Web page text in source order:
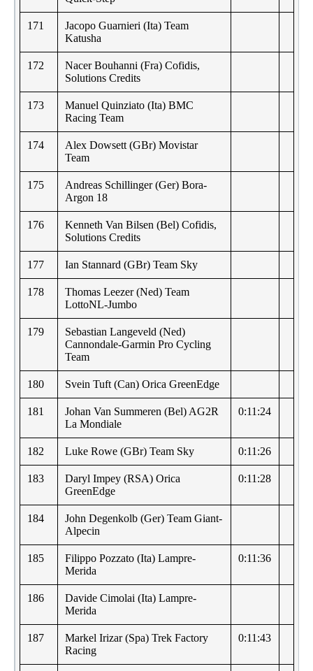
171
Jacopo Guarnieri (Ita) Team
Katusha
172
Nacer Bouhanni (Fra) Cofidis,
Solutions Credits
173
Manuel Quinziato (Ita) BMC
Racing Team
174
Alex Dowsett (GBr) Movistar
Team
175
Andreas Schillinger (Ger) Bora-
Argon 18
176
Kenneth Van Bilsen (Bel) Cofidis,
Solutions Credits
177 Ian Stannard (GBr) Team Sky
178
Thomas Leezer (Ned) Team
LottoNL-Jumbo
179
Sebastian Langeveld (Ned)
Cannondale-Garmin Pro Cycling
Team
180 Svein Tuft (Can) Orica GreenEdge
181
Johan Van Summeren (Bel) AG2R
La Mondiale
0:11:24
182 Luke Rowe (GBr) Team Sky 0:11:26
183
Daryl Impey (RSA) Orica
GreenEdge
0:11:28
184
John Degenkolb (Ger) Team Giant-
Alpecin
185
Filippo Pozzato (Ita) Lampre-
Merida
0:11:36
186
Davide Cimolai (Ita) Lampre-
Merida
187
Markel Irizar (Spa) Trek Factory
Racing
0:11:43